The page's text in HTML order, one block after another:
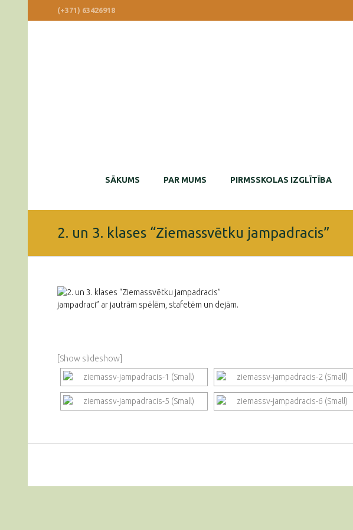
(+371) 63426918
SĀKUMS PAR MUMS PIRMSSKOLAS IZGLĪTĪBA
2. un 3. klases “Ziemassvētku jampadracis”
jampadraci” ar jautrām spēlēm, stafetēm un dejām.
[Show slideshow]